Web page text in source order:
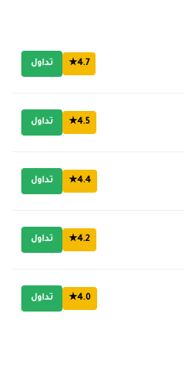
4.7★ تداول
4.5★ تداول
4.4★ تداول
4.2★ تداول
4.0★ تداول